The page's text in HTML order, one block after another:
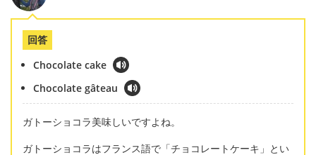
回答
Chocolate cake
Chocolate gâteau
ガトーショコラ美味しいですよね。
ガトーショコラはフランス語で「チョコレートケーキ」とい